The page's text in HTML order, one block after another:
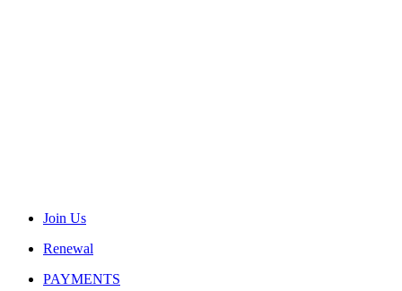
Join Us
Renewal
PAYMENTS